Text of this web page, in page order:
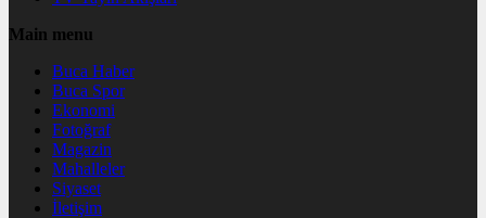
Main menu
Buca Haber
Buca Spor
Ekonomi
Fotoğraf
Magazin
Mahalleler
Siyaset
İletişim